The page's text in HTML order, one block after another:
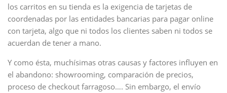
los carritos en su tienda es la exigencia de tarjetas de
coordenadas por las entidades bancarias para pagar online
con tarjeta, algo que ni todos los clientes saben ni todos se
acuerdan de tener a mano.
Y como ésta, muchísimas otras causas y factores influyen en
el abandono: showrooming, comparación de precios,
proceso de checkout farragoso…. Sin embargo, el envío